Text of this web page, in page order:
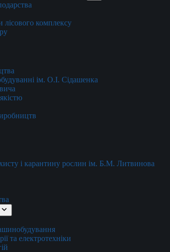
лісового комплексу
ім. О.І. Сідашенка
і карантину рослин ім. Б.М. Литвинова
та електротехніки